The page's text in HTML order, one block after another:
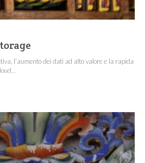
l’aumento dei dati ad alto valore e la rapida